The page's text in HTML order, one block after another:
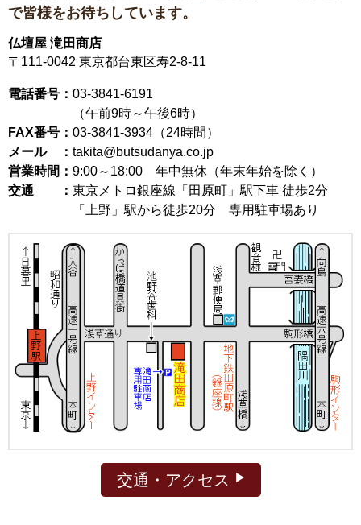
で皆様をお待ちしています。
仏壇屋 滝田商店
〒111-0042 東京都台東区寿2-8-11
電話番号： 03-3841-6191
（午前9時～午後6時）
FAX番号： 03-3841-3934（24時間）
メール ： takita@butsudanya.co.jp
営業時間： 9:00～18:00 年中無休（年末年始を除く）
交通 ： 東京メトロ銀座線「田原町」駅下車 徒歩2分
「上野」駅から徒歩20分 専用駐車場あり
交通・アクセス